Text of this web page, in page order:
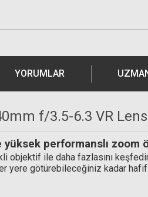
Hoya 62mm HD Nano UV Filtre
YORUMLAR
f/3.5-6.3 VR Lens
yüksek performanslı zoom
ile daha fazlasını
yere götürebileceğiniz kadar